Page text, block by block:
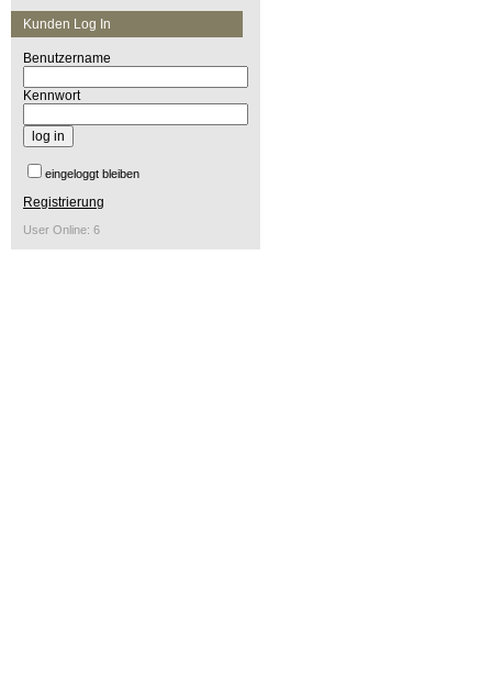
Kunden Log In
Benutzername
Kennwort
eingeloggt bleiben
Registrierung
User Online: 6